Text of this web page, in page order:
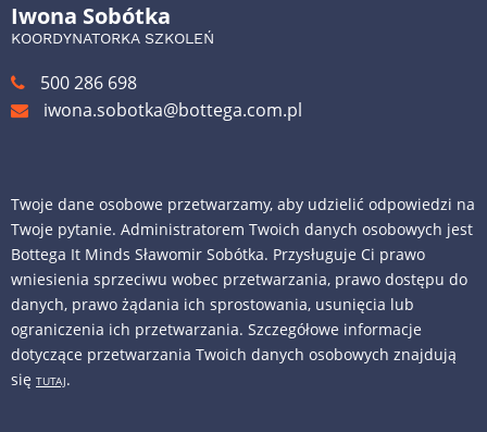
Iwona Sobótka
KOORDYNATORKA SZKOLEŃ
500 286 698
iwona.sobotka@bottega.com.pl
Twoje dane osobowe przetwarzamy, aby udzielić odpowiedzi na
Twoje pytanie. Administratorem Twoich danych osobowych jest
Bottega It Minds Sławomir Sobótka. Przysługuje Ci prawo
wniesienia sprzeciwu wobec przetwarzania, prawo dostępu do
danych, prawo żądania ich sprostowania, usunięcia lub
ograniczenia ich przetwarzania. Szczegółowe informacje
dotyczące przetwarzania Twoich danych osobowych znajdują
się TUTAJ.